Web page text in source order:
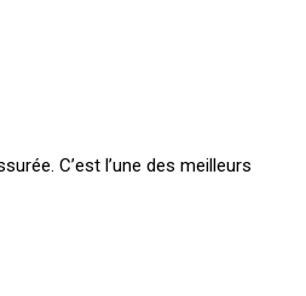
C’est l’une des meilleurs